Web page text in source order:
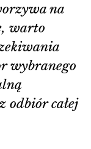
na
warto
wybranego
odbiór całej